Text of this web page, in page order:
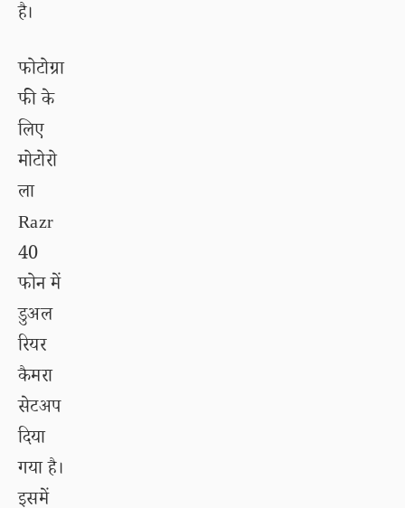
है।
फोटोग्रा
फी के
लिए
मोटोरो
ला
Razr
40
फोन में
डुअल
रियर
कैमरा
सेटअप
दिया
गया है।
इसमें